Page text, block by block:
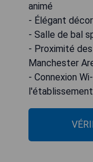
animé
- Élégant
- Salle de bal
- Proximité
Manchester
- Connexion
l'établissement